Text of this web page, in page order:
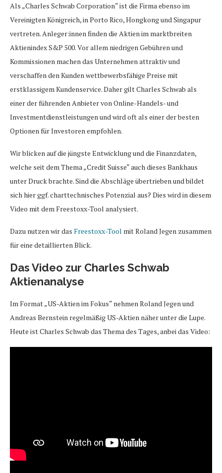
Als „Charles Schwab Corporation“ ist die Firma ebenso im
Vereinigten Königreich, in Porto Rico, Hongkong und Singapur
vertreten. Anleger:innen finden die Aktien im marktbreiten
Aktienindex S&P 500. Vor allem niedrigen Gebühren und
Kommissionen machen das Unternehmen attraktiv und
verschaffen den Kunden wettbewerbsfähige Preise mit
erstklassigem Kundenservice. Daher gilt Charles Schwab als
einer der führenden Anbieter von Online-Handels- und
Investmentdienstleistungen und wird oft als einer der besten
Optionen für Investoren empfohlen.
Wir blicken auf die jüngste Entwicklung und die Finanzdaten,
welche seit dem Thema „Credit Suisse“ auch dieses Bankhaus
unter Druck brachte. Sind die Abschläge übertrieben und bildet
sich hier ggf. charttechnisches Potenzial aus? Dies wird in diesem
Video mit dem Freestoxx-Tool analysiert.
Dazu nutzen wir das Freestoxx-Tool mit Roland Jegen zusammen
für eine detaillierten Blick.
Das Video zur Charles Schwab
Aktienanalyse
Im Format „US-Aktien im Fokus“ nehmen Roland Jegen und
Andreas Bernstein regelmäßig US-Aktien näher unter die Lupe.
Heute ist Charles Schwab das Thema des Tages, anbei das Video: